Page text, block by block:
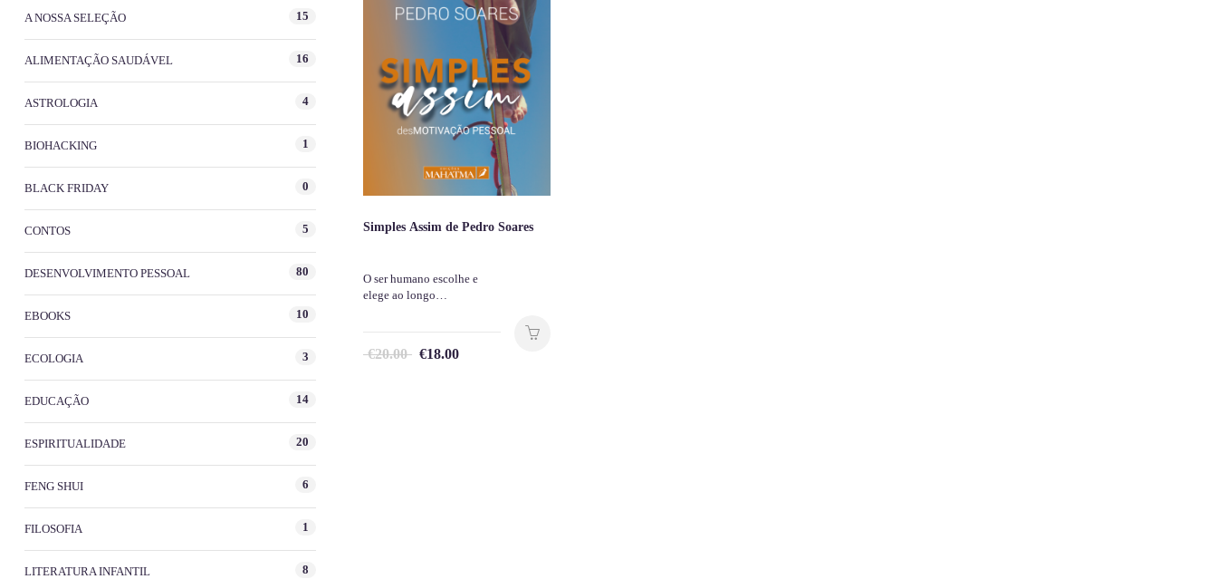
Simples Assim de Pedro Soares
O ser humano escolhe e
elege ao longo…
€20.00 €18.00
A NOSSA SELEÇÃO 15
ALIMENTAÇÃO SAUDÁVEL 16
ASTROLOGIA 4
BIOHACKING 1
BLACK FRIDAY 0
CONTOS 5
DESENVOLVIMENTO PESSOAL 80
EBOOKS 10
ECOLOGIA 3
EDUCAÇÃO 14
ESPIRITUALIDADE 20
FENG SHUI 6
FILOSOFIA 1
LITERATURA INFANTIL 8